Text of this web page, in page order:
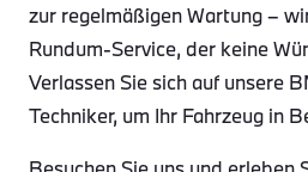
zur regelmäßigen Wartung –
Rundum-Service, der keine
Verlassen Sie sich auf unsere
Techniker, um Ihr Fahrzeug in